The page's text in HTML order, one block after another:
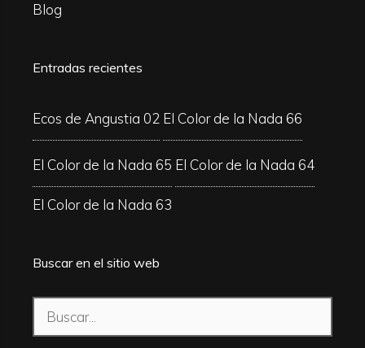
Blog
Entradas recientes
Ecos de Angustia 02 El Color de la Nada 66
El Color de la Nada 65 El Color de la Nada 64
El Color de la Nada 63
Buscar en el sitio web
Buscar: